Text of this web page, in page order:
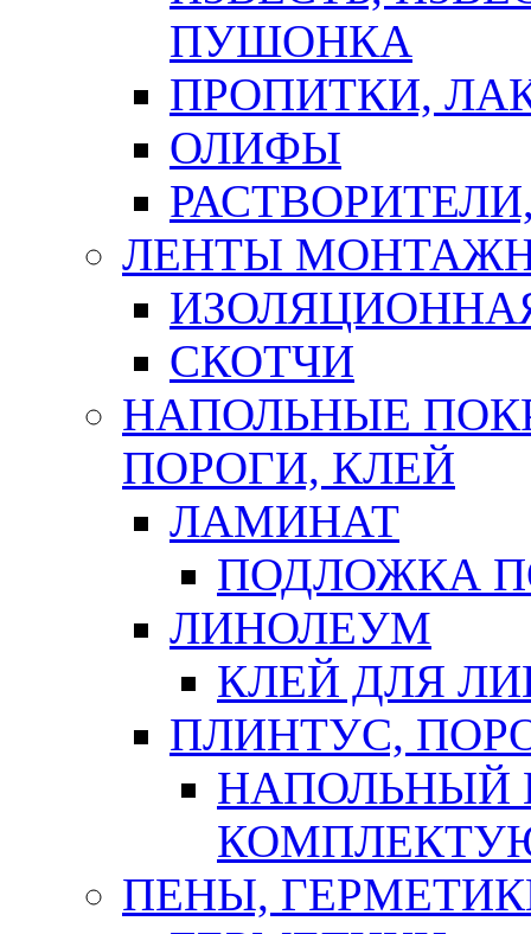
ПУШОНКА
ПРОПИТКИ,
ОЛИФЫ
ЛЕНТЫ
СКОТЧИ
НАПОЛЬНЫЕ
ПОРОГИ, КЛЕЙ
ЛАМИНАТ
ПОДЛОЖКА
ЛИНОЛЕУМ
КЛЕЙ ДЛЯ
ПЛИНТУС,
НАПОЛЬНЫЙ
ПЕНЫ,